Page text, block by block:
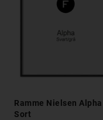
Ramme Nielsen Alpha
Sort